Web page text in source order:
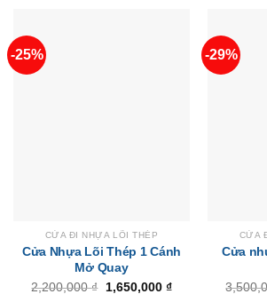
-25%
CỬA ĐI NHỰA LÕI THÉP
Cửa Nhựa Lõi Thép 1 Cánh
Mở Quay
2,200,000₫
Giá
1,650,000 ₫Giá
-29%
CỬA
Cửa